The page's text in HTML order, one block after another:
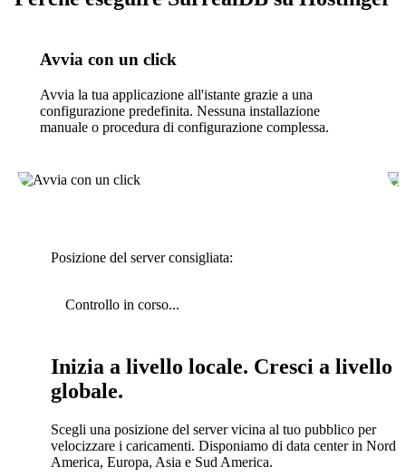
Avvia con un click
Avvia la tua applicazione all'istante grazie a una
configurazione predefinita. Nessuna installazione
manuale o procedura di configurazione complessa.
Posizione del server consigliata:
Controllo in corso...
Inizia a livello locale. Cresci a livello
globale.
Scegli una posizione del server vicina al tuo pubblico per
velocizzare i caricamenti. Disponiamo di data center in Nord
America, Europa, Asia e Sud America.